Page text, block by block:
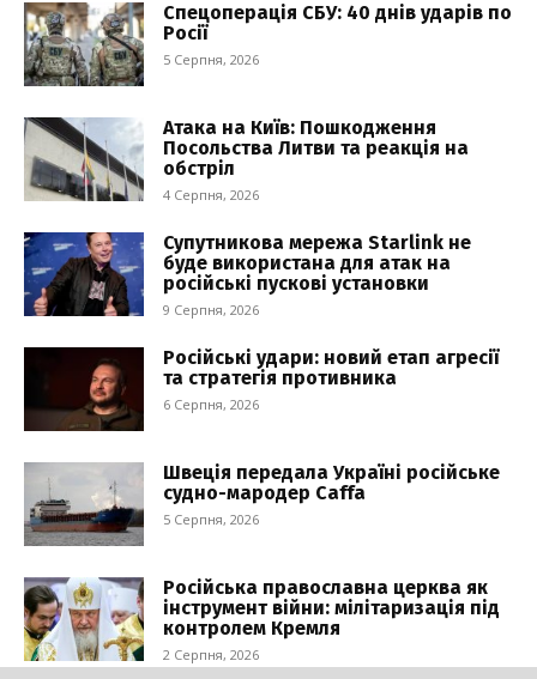
Спецоперація СБУ: 40 днів ударів по
Росії
5 Серпня, 2026
Атака на Київ: Пошкодження
Посольства Литви та реакція на
обстріл
4 Серпня, 2026
Супутникова мережа Starlink не
буде використана для атак на
російські пускові установки
9 Серпня, 2026
Російські удари: новий етап агресії
та стратегія противника
6 Серпня, 2026
Швеція передала Україні російське
судно-мародер Caffa
5 Серпня, 2026
Російська православна церква як
інструмент війни: мілітаризація під
контролем Кремля
2 Серпня, 2026